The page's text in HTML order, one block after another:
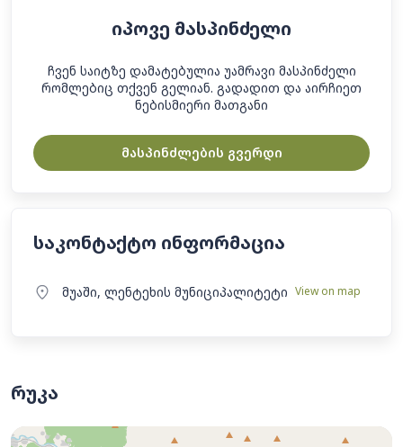
იპოვე მასპინძელი
ჩვენ საიტზე დამატებულია უამრავი მასპინძელი
რომლებიც თქვენ გელიან. გადადით და აირჩიეთ
ნებისმიერი მათგანი
მასპინძლების გვერდი
საკონტაქტო ინფორმაცია
მუაში, ლენტეხის მუნიციპალიტეტი View on map
რუკა